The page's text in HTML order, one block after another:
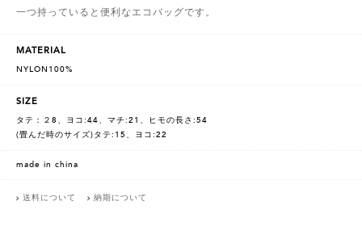
一つ持っていると便利なエコバッグです。
MATERIAL
NYLON100%
SIZE
タテ：２8、ヨコ:44、マチ:21、ヒモの長さ:54
(畳んだ時のサイズ)タテ:15、ヨコ:22
made in china
送料について 納期について